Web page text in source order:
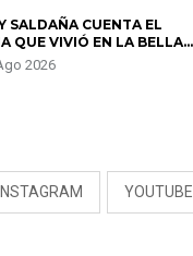
SALDAÑA CUENTA EL
QUE VIVIÓ EN LA BELLA
DENUNCIA AL
MUSICAL: “NO ME
2026
INSTAGRAM YOUTUBE